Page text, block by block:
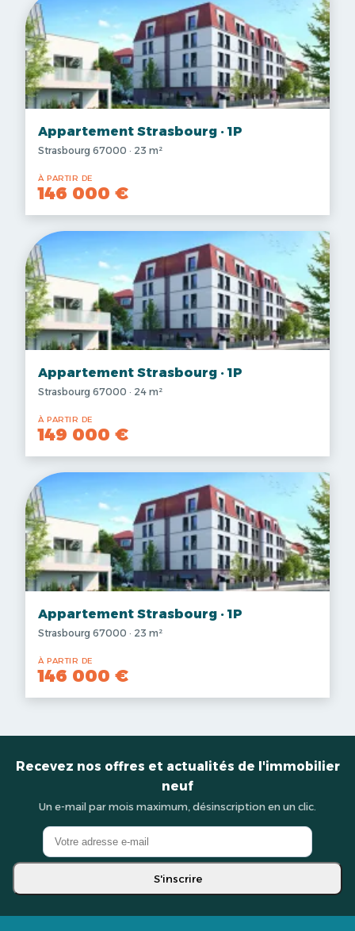
Appartement Strasbourg · 1P
Strasbourg 67000 · 23 m²
À PARTIR DE
146 000 €
Appartement Strasbourg · 1P
Strasbourg 67000 · 24 m²
À PARTIR DE
149 000 €
Appartement Strasbourg · 1P
Strasbourg 67000 · 23 m²
À PARTIR DE
146 000 €
Recevez nos offres et actualités de l'immobilier
neuf
Un e-mail par mois maximum, désinscription en un clic.
S'inscrire